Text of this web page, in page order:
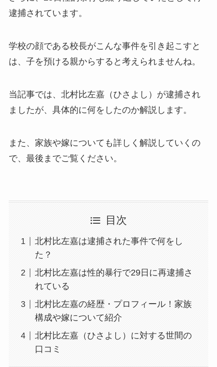
逮捕されています。
学校の顔である校長がこんな事件を引き起こすと
は、子を預ける親からすると考えられませんね。
当記事では、北村比左嘉（ひさよし）が逮捕され
ましたが、具体的に何をしたのか解説します。
また、家族や嫁についても詳しく解説していくの
で、最後までご覧ください。
目次
北村比左嘉は逮捕された事件で何をし
た？
北村比左嘉は性的暴行で29日に再逮捕さ
れている
北村比左嘉の経歴・プロフィール！家族
構成や嫁について紹介
北村比左嘉（ひさよし）に対する世間の
口コミ